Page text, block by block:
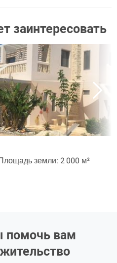
заинтересовать
земли: 2 000 м²
помочь вам